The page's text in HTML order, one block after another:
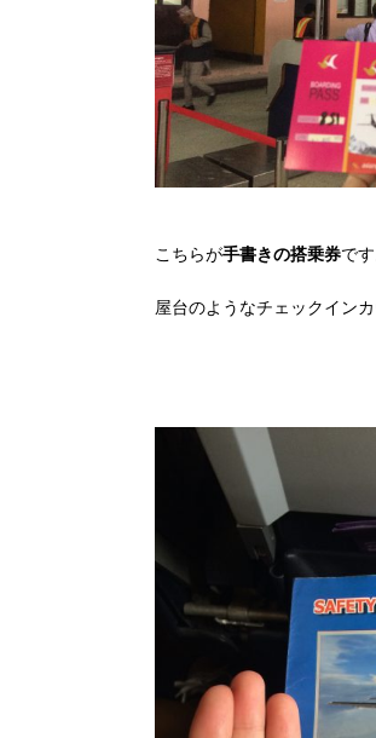
こちらが手書きの搭乗券で
屋台のようなチェックイン